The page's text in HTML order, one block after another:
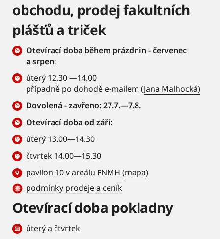
obchodu, prodej fakultních
plášťů a triček
Otevírací doba během prázdnin - červenec
a srpen:
úterý 12.30 —14.00
případně po dohodě e-mailem (Jana Malhocká)
Dovolená - zavřeno: 27.7.—7.8.
Otevírací doba od září:
úterý 13.00—14.30
čtvrtek 14.00—15.30
pavilon 10 v areálu FNMH (mapa)
podmínky prodeje a ceník
Otevírací doba pokladny
úterý a čtvrtek